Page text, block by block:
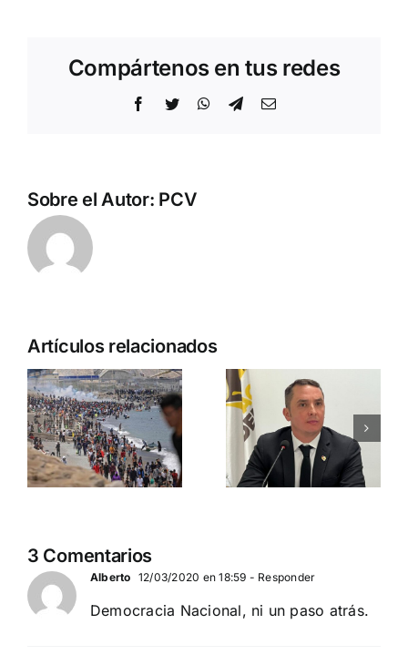
Compártenos en tus redes
Facebook
Twitter WhatsApp
TelegramCorreo
Sobre el Autor: PCV
Artículos relacionados
Ante los
incendios
de
Guadalajara
y el resto
del país
PEDRO CHAPARRO
NACIONAL)
Comienza
tu camino
hacia las
2027
3 Comentarios
Alberto 12/03/2020 en 18:59 - Responder
Democracia Nacional, ni un paso atrás.